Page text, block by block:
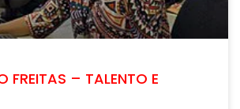
FREITAS – TALENTO E